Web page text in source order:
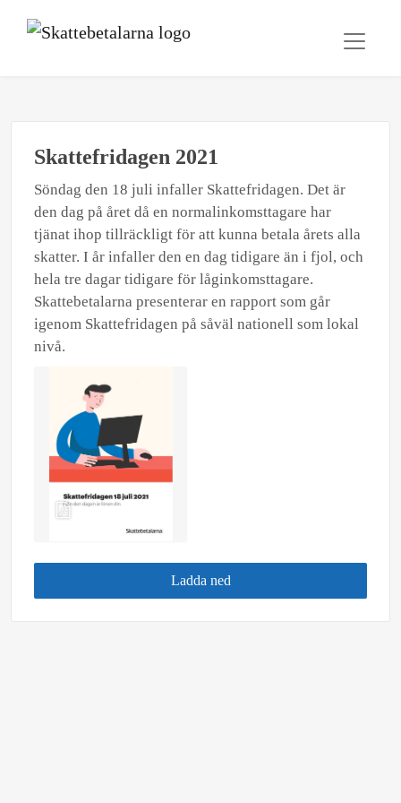
Skattefridagen 2021
Söndag den 18 juli infaller Skattefridagen. Det är
den dag på året då en normalinkomsttagare har
tjänat ihop tillräckligt för att kunna betala årets alla
skatter. I år infaller den en dag tidigare än i fjol, och
hela tre dagar tidigare för låginkomsttagare.
Skattebetalarna presenterar en rapport som går
igenom Skattefridagen på såväl nationell som lokal
nivå.
Ladda ned